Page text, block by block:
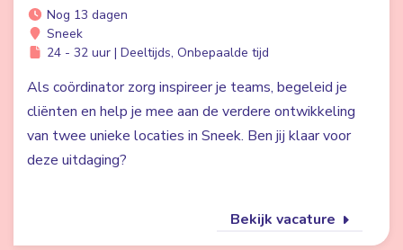
Nog 13 dagen
Sneek
24 - 32 uur | Deeltijds, Onbepaalde tijd
Als coördinator zorg inspireer je teams, begeleid je
cliënten en help je mee aan de verdere ontwikkeling
van twee unieke locaties in Sneek. Ben jij klaar voor
deze uitdaging?
Bekijk vacature